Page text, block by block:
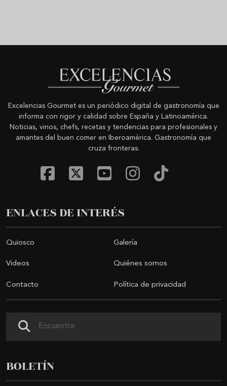
Excelencias Gourmet es un periódico digital de gastronomía que
informa con rigor y calidad sobre España y Latinoamérica.
Noticias, vinos, chefs, recetas y tendencias para profesionales y
amantes del buen comer en Iberoamérica. Gastronomía que
cruza fronteras.
ENLACES DE INTERÉS
Quiosco Galería
Videos Quiénes somos
Contacto Política de privacidad
BOLETÍN